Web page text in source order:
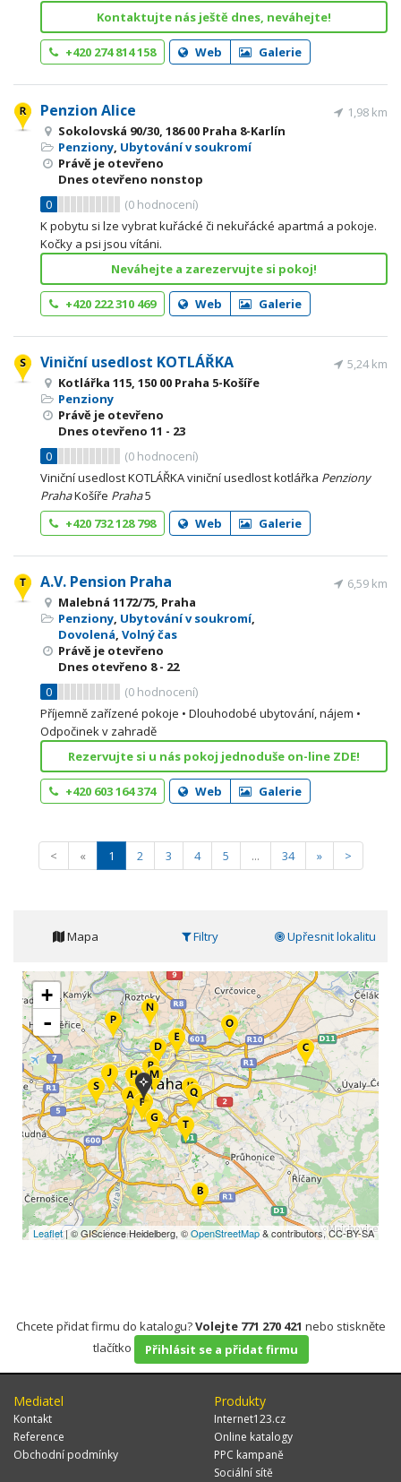
Kontaktujte nás ještě dnes, neváhejte!
+420 274 814 158 Web Galerie
Penzion Alice
Sokolovská 90/30, 186 00 Praha 8-Karlín
Penziony, Ubytování v soukromí
Právě je otevřeno
Dnes otevřeno nonstop
0
(0 hodnocení)
1,98 km
K pobytu si lze vybrat kuřácké či nekuřácké apartmá a pokoje.
Kočky a psi jsou vítáni.
Neváhejte a zarezervujte si pokoj!
+420 222 310 469 Web Galerie
Viniční usedlost KOTLÁŘKA
Kotlářka 115, 150 00 Praha 5-Košíře
Penziony
Právě je otevřeno
Dnes otevřeno 11 - 23
0
(0 hodnocení)
5,24 km
Viniční usedlost KOTLÁŘKA viniční usedlost kotlářka Penziony
PrahaKošíře Praha5
+420 732 128 798
Web Galerie
A.V. Pension Praha
Malebná 1172/75, Praha
Penziony, Ubytování v soukromí,
Dovolená, Volný čas
Právě je otevřeno
Dnes otevřeno 8 - 22
0
(0 hodnocení)
6,59 km
Příjemně zařízené pokoje • Dlouhodobé ubytování, nájem •
Odpočinek v zahradě
Rezervujte si u nás pokoj jednoduše on-line ZDE!
+420 603 164 374 Web Galerie
< « 1 2 3 4 5 ... 34 » >
Mapa Filtry Upřesnit lokalitu
+
-
Leaflet| © GIScience Heidelberg, ©OpenStreetMap& contributors, CC-BY-SA
Chcete přidat firmu do katalogu?Volejte 771 270 421 nebo stiskněte
tlačítko
Přihlásit se a přidat firmu
Mediatel
Kontakt
Reference
Obchodní podmínky
Produkty
Internet123.cz
Online katalogy
PPC kampaně
Sociální sítě